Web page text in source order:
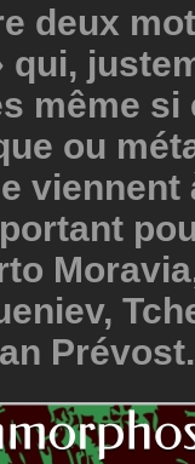
deux
même si
ou
viennent
Prévost.